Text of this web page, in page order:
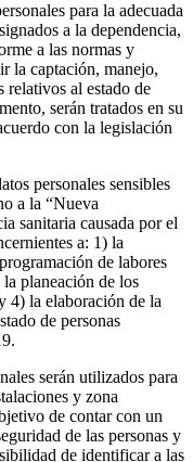
para la adecuada
a la dependencia,
a las normas y
la captación, manejo,
relativos al estado de
serán tratados en su
con la legislación
personales sensibles
a la “Nueva
sanitaria causada por el
a: 1) la
de labores
la planeación de los
4) la elaboración de la
de personas
serán utilizados para
y zona
de contar con un
de las personas y
de identificar a las